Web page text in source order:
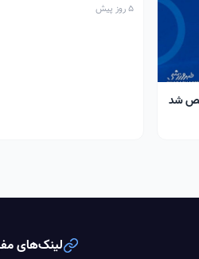
شد
5 روز پیش
لینک‌های